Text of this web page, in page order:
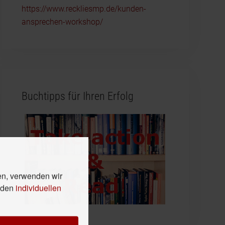
https://www.reckliesmp.de/kunden-
ansprechen-workshop/
Buchtipps für Ihren Erfolg
verwenden wir
individuellen